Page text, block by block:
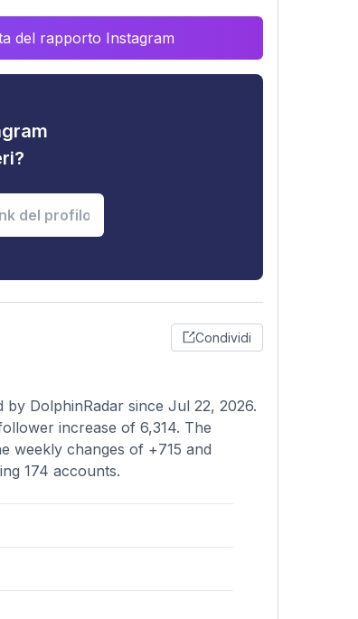
del rapporto Instagram
Condividi
DolphinRadar since Jul 22, 2026.
increase of 6,314. The
weekly changes of +715 and
174 accounts.